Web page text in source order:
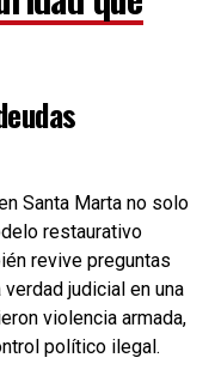
Santa Marta no solo
restaurativo
revive preguntas
judicial en una
violencia armada,
político ilegal.